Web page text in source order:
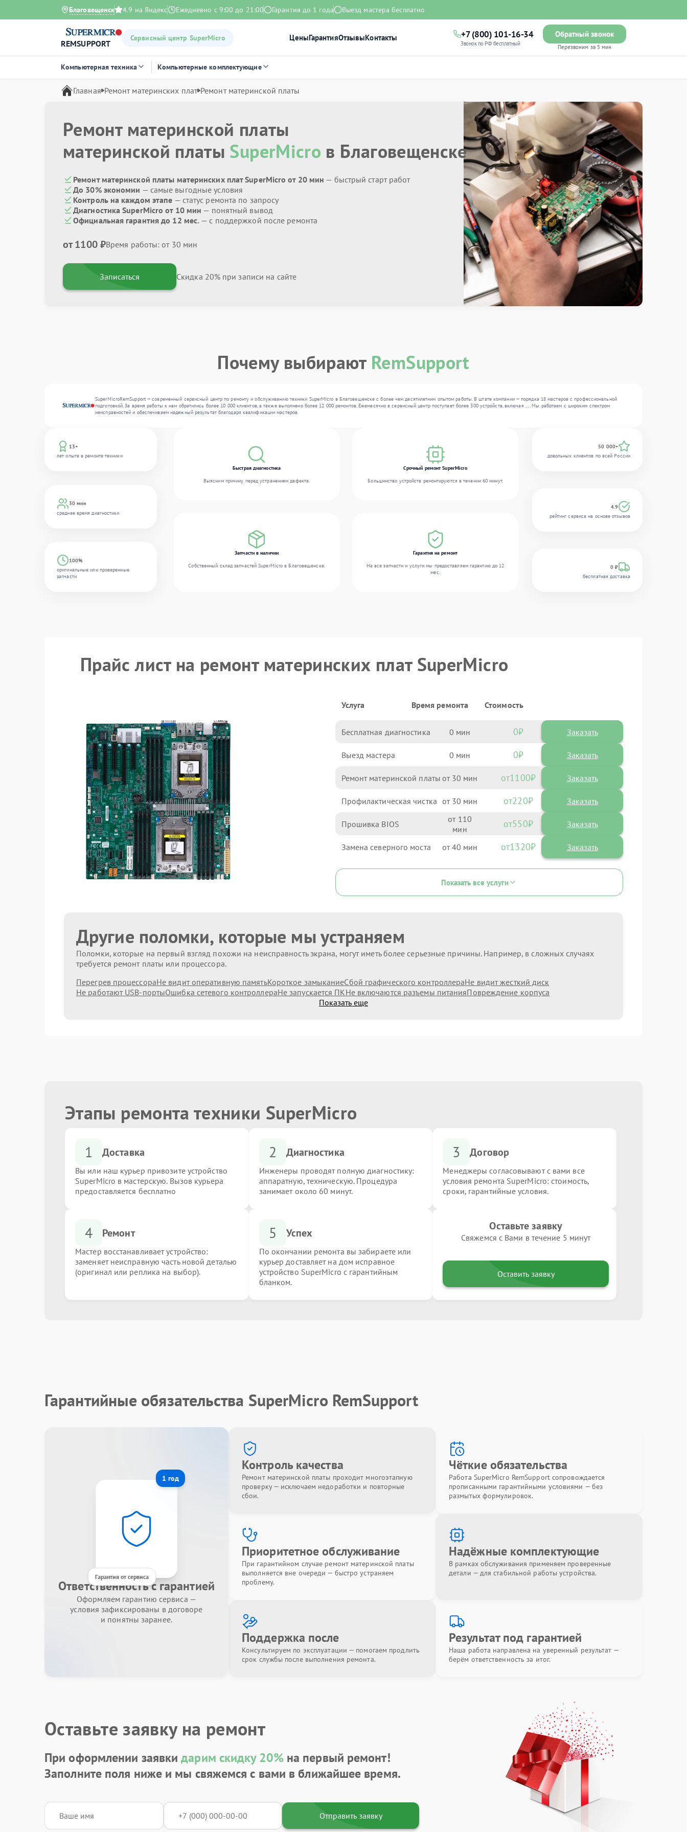
Благовещенск 4.9 на Яндекс Ежедневно с 9:00 до 21:00 Гарантия до 1 года Выезд мастера бесплатно
REMSUPPORT
Сервисный центр SuperMicro ЦеныГарантияОтзывыКонтакты +7 (800) 101-16-34
Звонок по РФ бесплатный
Обратный звонок
Перезвоним за 5 мин
Компьютерная техника Компьютерные комплектующие
Главная Ремонт материнских плат Ремонт материнской платы
Ремонт материнской платы
материнской платы SuperMicro в Благовещенске
Ремонт материнской платы материнских плат SuperMicro от 20 мин — быстрый старт работ
До 30% экономии — самые выгодные условия
Контроль на каждом этапе — статус ремонта по запросу
Диагностика SuperMicro от 10 мин — понятный вывод
Официальная гарантия до 12 мес. — с поддержкой после ремонта
от 1100 ₽Время работы: от 30 мин
Записаться Скидка 20% при записи на сайте
Почему выбирают RemSupport
SuperMicroRemSupport — современный сервисный центр по ремонту и обслуживанию техники SuperMicro в Благовещенске с более чем десятилетним опытом работы. В штате компании — порядка 18 мастеров с профессиональной
подготовкой. За время работы к нам обратились более 10 000 клиентов, а также выполнено более 12 000 ремонтов. Ежемесячно в сервисный центр поступает более 300 устройств, включая , , . Мы работаем с широким спектром
неисправностей и обеспечиваем надежный результат благодаря квалификации мастеров.
13+
лет опыта в ремонте техники
30 мин
среднее время диагностики
100%
оригинальные или проверенные
запчасти
Быстрая диагностика
Выясним причину перед устранением дефекта.
Срочный ремонт SuperMicro
Большинство устройств ремонтируются в течении 60 минут.
Запчасти в наличии
Собственный склад запчастей SuperMicro в Благовещенске.
Гарантия на ремонт
На все запчасти и услуги мы предоставляем гарантию до 12
мес.
50 000+
довольных клиентов по всей России
4.9
рейтинг сервиса на основе отзывов
0 ₽
бесплатная доставка
Прайс лист на ремонт материнских плат SuperMicro
Услуга Время ремонта Стоимость
Бесплатная диагностика 0 0 Заказать
Выезд мастера 0 0 Заказать
Ремонт материнской платы 30 1100
Профилактическая чистка 30 220
Прошивка BIOS 110 550
Замена северного моста 40 1320
Показать все услуги
Другие поломки, которые мы устраняем
Поломки, которые на первый взгляд похожи на неисправность экрана, могут иметь более серьезные причины. Например, в сложных случаях
требуется ремонт платы или процессора.
Перегрев процессораНе видит оперативную памятьКороткое замыканиеСбой графического контроллераНе видит жесткий диск
Не работают USB-портыОшибка сетевого контроллераНе запускается ПКНе включаются разъемы питанияПовреждение корпуса
Показать еще
Этапы ремонта техники SuperMicro
1 Доставка
Вы или наш курьер привозите устройство
SuperMicro в мастерскую. Вызов курьера
предоставляется бесплатно
2 Диагностика
Инженеры проводят полную диагностику:
аппаратную, техническую. Процедура
занимает около 60 минут.
3 Договор
Менеджеры согласовывают с вами все
условия ремонта SuperMicro: стоимость,
сроки, гарантийные условия.
4 Ремонт
Мастер восстанавливает устройство:
заменяет неисправную часть новой деталью
(оригинал или реплика на выбор).
5 Успех
По окончании ремонта вы забираете или
курьер доставляет на дом исправное
устройство SuperMicro с гарантийным
бланком.
Оставьте заявку
Свяжемся с Вами в течение 5 минут
Оставить заявку
Гарантийные обязательства SuperMicro RemSupport
1 год
Гарантия от сервиса
Ответственность с гарантией
Оформляем гарантию сервиса —
условия зафиксированы в договоре
и понятны заранее.
Контроль качества
Ремонт материнской платы проходит многоэтапную
проверку — исключаем недоработки и повторные
сбои.
Чёткие обязательства
Работа SuperMicro RemSupport сопровождается
прописанными гарантийными условиями — без
размытых формулировок.
Приоритетное обслуживание
При гарантийном случае ремонт материнской платы
выполняется вне очереди — быстро устраняем
проблему.
Надёжные комплектующие
В рамках обслуживания применяем проверенные
детали — для стабильной работы устройства.
Поддержка после
Консультируем по эксплуатации — помогаем продлить
срок службы после выполнения ремонта.
Результат под гарантией
Наша работа направлена на уверенный результат —
берём ответственность за итог.
Оставьте заявку на ремонт
При оформлении заявкидарим скидку 20%на первый ремонт!
Заполните поля ниже и мы свяжемся с вами в ближайшее время.
Отправить заявку